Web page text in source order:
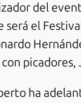
del
el
picadores,
ha